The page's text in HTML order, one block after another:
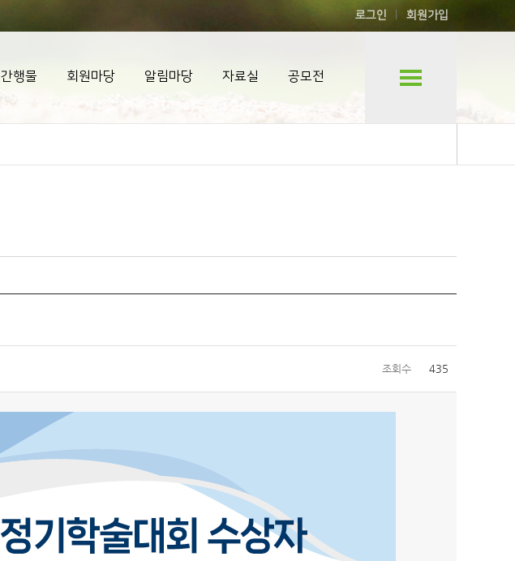
로그인 회원가입
간행물 회원마당 알림마당 자료실 공모전
조회수 435